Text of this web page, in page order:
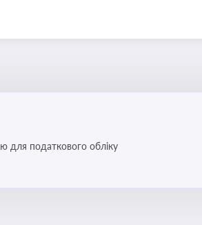
для податкового обліку